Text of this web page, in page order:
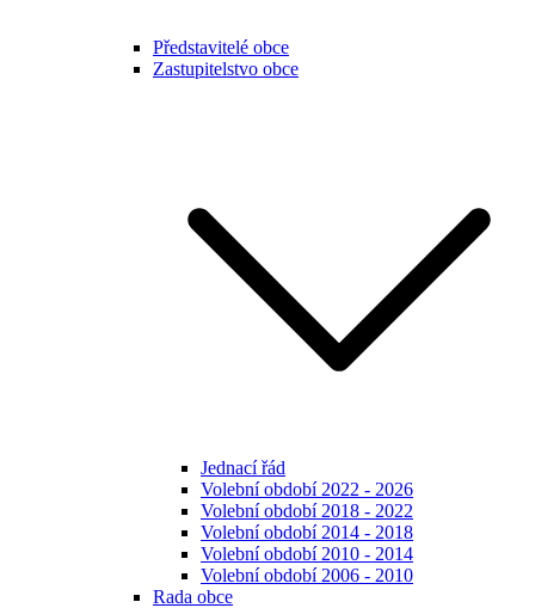
Představitelé obce
Zastupitelstvo obce
Jednací řád
Volební období 2022 - 2026
Volební období 2018 - 2022
Volební období 2014 - 2018
Volební období 2010 - 2014
Volební období 2006 - 2010
Rada obce